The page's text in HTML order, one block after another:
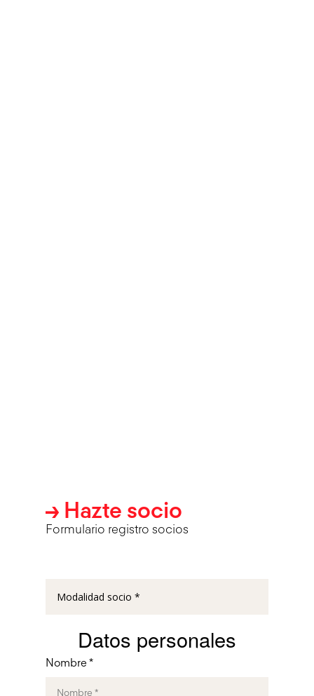
→ Hazte socio
Formulario registro socios
Datos personales
Nombre *